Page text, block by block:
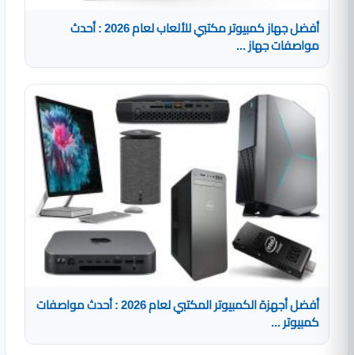
أفضل جهاز كمبيوتر مكتبي للألعاب لعام 2026 : أحدث
مواصفات جهاز ...
أفضل أجهزة الكمبيوتر المكتبي لعام 2026 : أحدث مواصفات
كمبيوتر ...